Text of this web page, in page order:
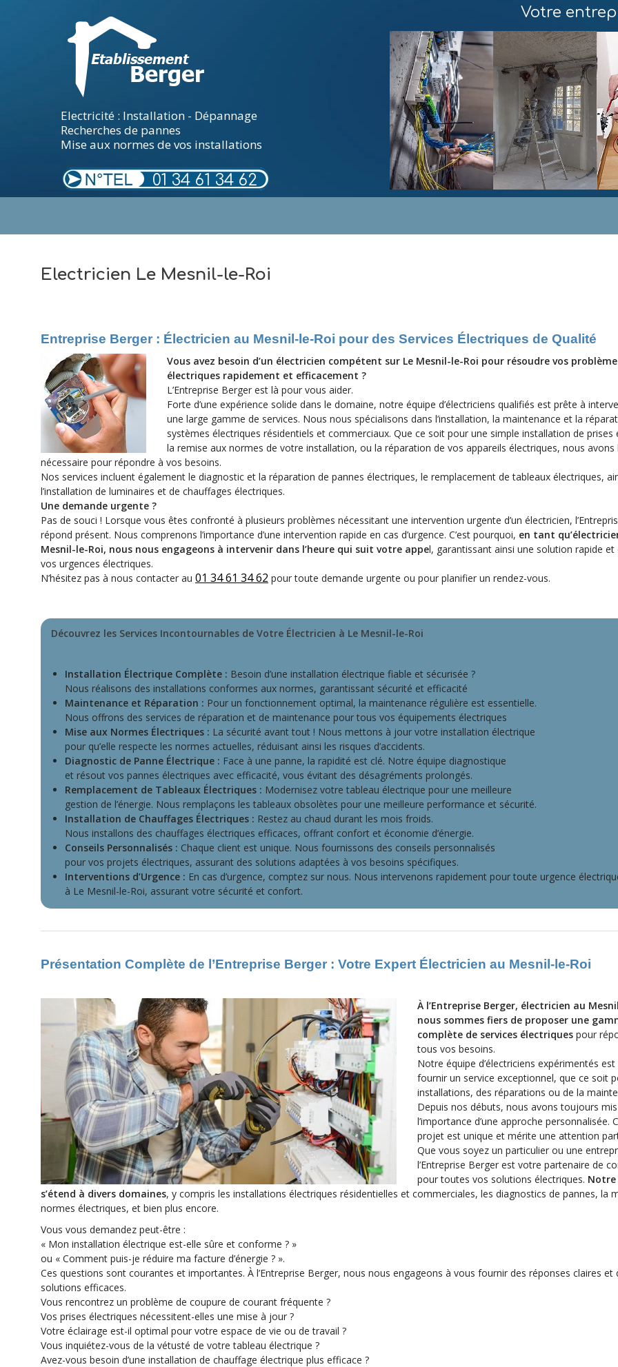
Electricité : Installation - Dépannage
Recherches de pannes
Mise aux normes de vos installations
01 34 61 34 62
Votre
Electricien Le Mesnil-le-Roi
Entreprise Berger : Électricien au Mesnil-le-Roi pour des Services Électriques de Qualité
Vous avez besoin d’un électricien compétent sur Le Mesnil-le-Roi pour résoudre vos
électriques rapidement et efficacement ?
L’Entreprise Berger est là pour vous aider.
Forte d’une expérience solide dans le domaine, notre équipe d’électriciens qualifiés est prête à
une large gamme de services. Nous nous spécialisons dans l’installation, la maintenance et la
systèmes électriques résidentiels et commerciaux. Que ce soit pour une simple installation de prises
la remise aux normes de votre installation, ou la réparation de vos appareils électriques, nous avons
nécessaire pour répondre à vos besoins.
Nos services incluent également le diagnostic et la réparation de pannes électriques, le remplacement de tableaux électriques,
l’installation de luminaires et de chauffages électriques.
Une demande urgente ?
Pas de souci ! Lorsque vous êtes confronté à plusieurs problèmes nécessitant une intervention urgente d’un électricien,
répond présent. Nous comprenons l’importance d’une intervention rapide en cas d’urgence. C’est pourquoi, en tant
Mesnil-le-Roi, nous nous engageons à intervenir dans l’heure qui suit votre appel, garantissant ainsi une solution rapide et
vos urgences électriques.
N’hésitez pas à nous contacter au 01 34 61 34 62 pour toute demande urgente ou pour planifier un rendez-vous.
Découvrez les Services Incontournables de Votre Électricien à Le Mesnil-le-Roi
Installation Électrique Complète : Besoin d’une installation électrique fiable et sécurisée ?
Nous réalisons des installations conformes aux normes, garantissant sécurité et efficacité
Maintenance et Réparation : Pour un fonctionnement optimal, la maintenance régulière est essentielle.
Nous offrons des services de réparation et de maintenance pour tous vos équipements électriques
Mise aux Normes Électriques : La sécurité avant tout ! Nous mettons à jour votre installation électrique
pour qu’elle respecte les normes actuelles, réduisant ainsi les risques d’accidents.
Diagnostic de Panne Électrique : Face à une panne, la rapidité est clé. Notre équipe diagnostique
et résout vos pannes électriques avec efficacité, vous évitant des désagréments prolongés.
Remplacement de Tableaux Électriques : Modernisez votre tableau électrique pour une meilleure
gestion de l’énergie. Nous remplaçons les tableaux obsolètes pour une meilleure performance et sécurité.
Installation de Chauffages Électriques : Restez au chaud durant les mois froids.
Nous installons des chauffages électriques efficaces, offrant confort et économie d’énergie.
Conseils Personnalisés : Chaque client est unique. Nous fournissons des conseils personnalisés
pour vos projets électriques, assurant des solutions adaptées à vos besoins spécifiques.
Interventions d’Urgence : En cas d’urgence, comptez sur nous. Nous intervenons rapidement pour toute urgence
à Le Mesnil-le-Roi, assurant votre sécurité et confort.
Présentation Complète de l’Entreprise Berger : Votre Expert Électricien au Mesnil-le-Roi
À l’Entreprise Berger, électricien au
nous sommes fiers de proposer une
complète de services électriques pour
tous vos besoins.
Notre équipe d’électriciens expérimentés
fournir un service exceptionnel, que ce soit
installations, des réparations ou de la
Depuis nos débuts, nous avons toujours mis
l’importance d’une approche personnalisée.
projet est unique et mérite une attention
Que vous soyez un particulier ou une
l’Entreprise Berger est votre partenaire de
pour toutes vos solutions électriques.
s’étend à divers domaines, y compris les installations électriques résidentielles et commerciales, les diagnostics de pannes, la
normes électriques, et bien plus encore.
Vous vous demandez peut-être :
« Mon installation électrique est-elle sûre et conforme ? »
ou « Comment puis-je réduire ma facture d’énergie ? ».
Ces questions sont courantes et importantes. À l’Entreprise Berger, nous nous engageons à vous fournir des réponses claires et
solutions efficaces.
Vous rencontrez un problème de coupure de courant fréquente ?
Vos prises électriques nécessitent-elles une mise à jour ?
Votre éclairage est-il optimal pour votre espace de vie ou de travail ?
Vous inquiétez-vous de la vétusté de votre tableau électrique ?
Avez-vous besoin d’une installation de chauffage électrique plus efficace ?